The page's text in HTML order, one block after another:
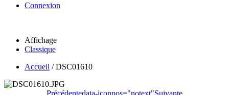
Connexion
Affichage
Classique
Accueil /DSC01610
Précédentedata-iconpos="notext"Suivante